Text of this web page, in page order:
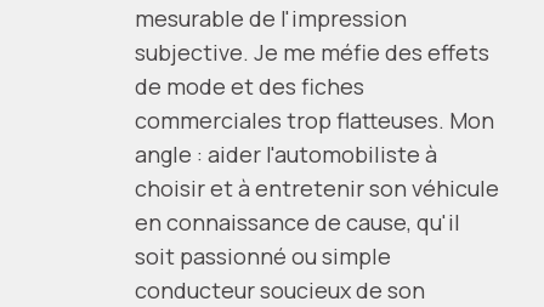
mesurable de l'impression
subjective. Je me méfie des effets
de mode et des fiches
commerciales trop flatteuses. Mon
angle : aider l'automobiliste à
choisir et à entretenir son véhicule
en connaissance de cause, qu'il
soit passionné ou simple
conducteur soucieux de son